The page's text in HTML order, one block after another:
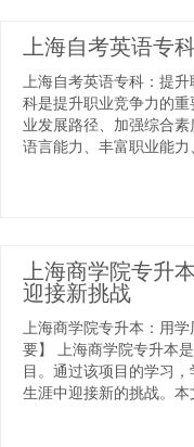
上海自考英语专
上海自考英语专科：提
科是提升职业竞争力的
业发展路径、加强综合
语言能力、丰富职业能力
上海商学院专升
迎接新挑战
上海商学院专升本：用
要】 上海商学院专升本
目。通过该项目的学习
生涯中迎接新的挑战。本